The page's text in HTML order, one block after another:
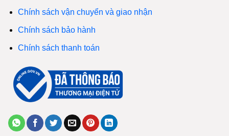
Chính sách vận chuyển và giao nhận
Chính sách bảo hành
Chính sách thanh toán